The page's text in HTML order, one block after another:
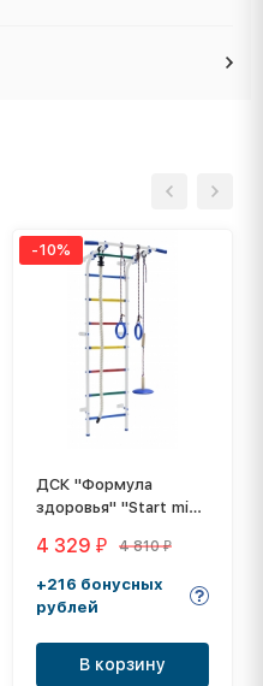
-10%
ДСК "Формула
здоровья" "Start mini"
4 329 ₽ 4 810₽
+216 бонусных
рублей
В корзину